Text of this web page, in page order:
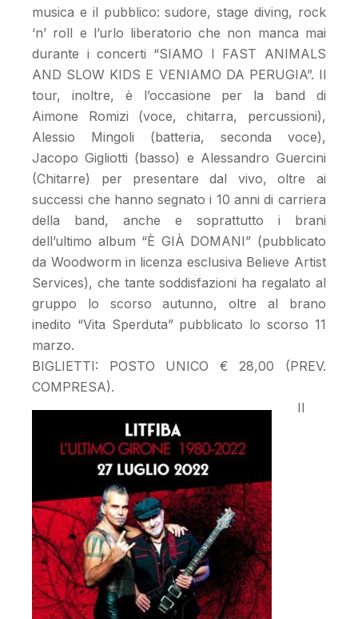
musica e il pubblico: sudore, stage diving, rock
‘n’ roll e l’urlo liberatorio che non manca mai
durante i concerti “SIAMO I FAST ANIMALS
AND SLOW KIDS E VENIAMO DA PERUGIA”. Il
tour, inoltre, è l’occasione per la band di
Aimone Romizi (voce, chitarra, percussioni),
Alessio Mingoli (batteria, seconda voce),
Jacopo Gigliotti (basso) e Alessandro Guercini
(Chitarre) per presentare dal vivo, oltre ai
successi che hanno segnato i 10 anni di carriera
della band, anche e soprattutto i brani
dell’ultimo album “È GIÀ DOMANI” (pubblicato
da Woodworm in licenza esclusiva Believe Artist
Services), che tante soddisfazioni ha regalato al
gruppo lo scorso autunno, oltre al brano
inedito “Vita Sperduta” pubblicato lo scorso 11
marzo.
BIGLIETTI: POSTO UNICO € 28,00 (PREV.
COMPRESA).
Il